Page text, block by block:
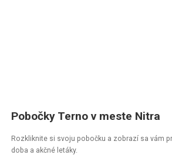
Pobočky Terno v meste Nitra
Rozkliknite si svoju pobočku a zobrazí sa vám
doba a akčné letáky.